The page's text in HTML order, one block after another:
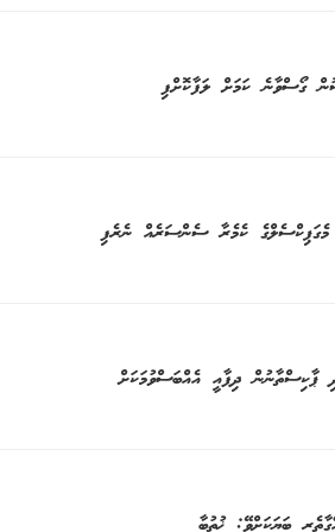
ގޯސްވާނެ ކަމަށް ލަފާކޮށްފި
ޕާކިސްތާނުން ދިފާއީ އެއްބަސްވުމަކަށް
ބަޔަކަށްވޭ: ޚުތުބާ